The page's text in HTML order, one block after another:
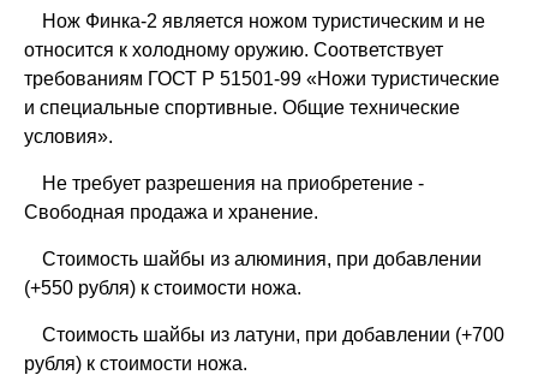
Нож Финка-2 является ножом туристическим и не
относится к холодному оружию. Соответствует
требованиям ГОСТ Р 51501-99 «Ножи туристические
и специальные спортивные. Общие технические
условия».
Не требует разрешения на приобретение -
Свободная продажа и хранение.
Стоимость шайбы из алюминия, при добавлении
(+550 рубля) к стоимости ножа.
Стоимость шайбы из латуни, при добавлении (+700
рубля) к стоимости ножа.